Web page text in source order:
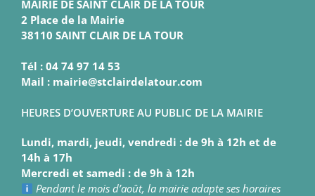
MAIRIE DE SAINT CLAIR DE LA TOUR
2 Place de la Mairie
38110 SAINT CLAIR DE LA TOUR
Tél : 04 74 97 14 53
Mail : mairie@stclairdelatour.com
HEURES D’OUVERTURE AU PUBLIC DE LA MAIRIE
Lundi, mardi, jeudi, vendredi : de 9h à 12h et de
14h à 17h
Mercredi et samedi : de 9h à 12h
Pendant le mois d’août, la mairie adapte ses horaires